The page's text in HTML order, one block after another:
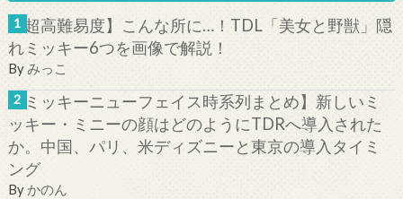
【超高難易度】こんな所に…！TDL「美女と野獣」隠
れミッキー6つを画像で解説！
Byみっこ
【ミッキーニューフェイス時系列まとめ】新しいミ
ッキー・ミニーの顔はどのようにTDRへ導入された
か。中国、パリ、米ディズニーと東京の導入タイミ
ング
By かのん